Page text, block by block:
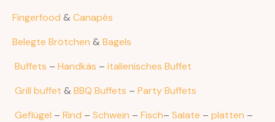
Fingerfood & Canapés
Belegte Brötchen & Bagels
Buffets – Handkäs – italienisches Buffet
Grill buffet & BBQ Buffets – Party Buffets
Geflügel – Rind – Schwein – Fisch– Salate – platten –